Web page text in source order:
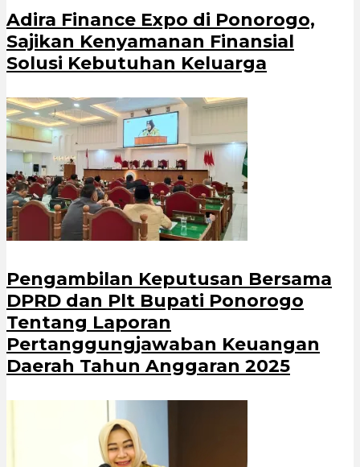
Adira Finance Expo di Ponorogo,
Sajikan Kenyamanan Finansial
Solusi Kebutuhan Keluarga
Pengambilan Keputusan Bersama
DPRD dan Plt Bupati Ponorogo
Tentang Laporan
Pertanggungjawaban Keuangan
Daerah Tahun Anggaran 2025